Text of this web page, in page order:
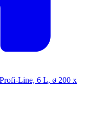
Line, 6 L, ø 200 x